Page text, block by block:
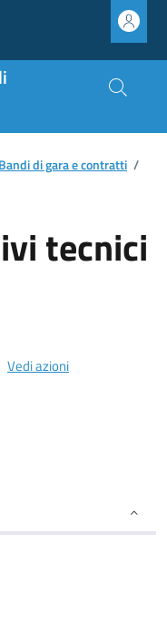
Bandi di gara e contratti /
tecnici
Vedi azioni